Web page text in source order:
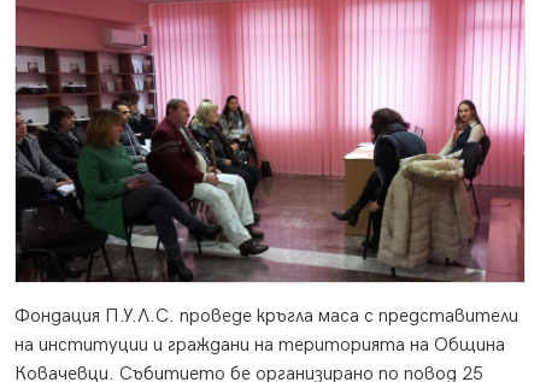
Фондация П.У.Л.С. проведе кръгла маса с представители
на институции и граждани на територията на Община
Ковачевци. Събитието бе организирано по повод 25